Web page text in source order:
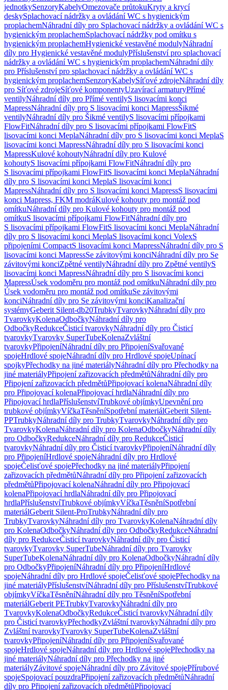
jednotkySenzoryKabelyOmezovače průtokuKryty a krycí
deskySplachovací nádržky a ovládání WC s hygienickým
proplachemNáhradní díly pro Splachovací nádržky a ovládání WC s
hygienickým proplachemSplachovací nádržky pod omítku s
hygienickým proplachemHygienické vestavěné modulyNáhradní
díly pro Hygienické vestavěné modulyPříslušenství pro splachovací
nádržky a ovládání WC s hygienickým proplachemNáhradní díly
pro Příslušenství pro splachovací nádržky a ovládání WC s
hygienickým proplachemSenzoryKabelySíťové zdrojeNáhradní díly
pro Síťové zdrojeSíťové komponentyUzavírací armaturyPřímé
ventilyNáhradní díly pro Přímé ventilyS lisovacími konci
MapressNáhradní díly pro S lisovacími konci MapressŠikmé
ventilyNáhradní díly pro Šikmé ventilyS lisovacími přípojkami
FlowFitNáhradní díly pro S lisovacími přípojkami FlowFitS
lisovacími konci MeplaNáhradní díly pro S lisovacími konci MeplaS
lisovacími konci MapressNáhradní díly pro S lisovacími konci
MapressKulové kohoutyNáhradní díly pro Kulové
kohoutyS lisovacími přípojkami FlowFitNáhradní díly pro
S lisovacími přípojkami FlowFitS lisovacími konci MeplaNáhradní
díly pro S lisovacími konci MeplaS lisovacími konci
MapressNáhradní díly pro S lisovacími konci MapressS lisovacími
konci Mapress, FKM modráKulové kohouty pro montáž pod
omítkuNáhradní díly pro Kulové kohouty pro montáž pod
omítkuS lisovacími přípojkami FlowFitNáhradní díly pro
S lisovacími přípojkami FlowFitS lisovacími konci MeplaNáhradní
díly pro S lisovacími konci MeplaS lisovacími konci VolexS
připojeními CompactS lisovacími konci MapressNáhradní díly pro S
lisovacími konci MapressSe závitovými konciNáhradní díly pro Se
závitovými konciZpětné ventilyNáhradní díly pro Zpětné ventilyS
lisovacími konci MapressNáhradní díly pro S lisovacími konci
MapressÚsek vodoměru pro montáž pod omítkuNáhradní díly pro
Úsek vodoměru pro montáž pod omítkuSe závitovými
konciNáhradní díly pro Se závitovými konciKanalizační
systémyGeberit Silent-db20TrubkyTvarovkyNáhradní díly pro
TvarovkyKolenaOdbočkyNáhradní díly pro
OdbočkyRedukceČisticí tvarovkyNáhradní díly pro Čisticí
tvarovkyTvarovky SuperTubeKolenaZvláštní
tvarovkyPřipojeníNáhradní díly pro PřipojeníSvařované
spojeHrdlové spojeNáhradní díly pro Hrdlové spojeUpínací
spojkyPřechodky na jiné materiályNáhradní díly pro Přechodky na
jiné materiályPřipojení zařizovacích předmětůNáhradní díly pro
Připojení zařizovacích předmětůPřipojovací kolenaNáhradní díly
pro Připojovací kolenaPřipojovací hrdlaNáhradní díly pro
Připojovací hrdlaPříslušenstvíTrubkové objímkyUpevnění pro
trubkové objímkyVíčkaTěsněníSpotřební materiálGeberit Silent-
PPTrubkyNáhradní díly pro TrubkyTvarovkyNáhradní díly pro
TvarovkyKolenaNáhradní díly pro KolenaOdbočkyNáhradní díly
pro OdbočkyRedukceNáhradní díly pro RedukceČisticí
tvarovkyNáhradní díly pro Čisticí tvarovkyPřipojeníNáhradní díly
pro PřipojeníHrdlové spojeNáhradní díly pro Hrdlové
spojeČelisťové spojePřechodky na jiné materiályPřipojení
zařizovacích předmětůNáhradní díly pro Připojení zařizovacích
předmětůPřipojovací kolenaNáhradní díly pro Připojovací
kolenaPřipojovací hrdlaNáhradní díly pro Připojovací
hrdlaPříslušenstvíTrubkové objímkyVíčkaTěsněníSpotřební
materiálGeberit Silent-ProTrubkyNáhradní díly pro
TrubkyTvarovkyNáhradní díly pro TvarovkyKolenaNáhradní díly
pro KolenaOdbočkyNáhradní díly pro OdbočkyRedukceNáhradní
díly pro RedukceČisticí tvarovkyNáhradní díly pro Čisticí
tvarovkyTvarovky SuperTubeNáhradní díly pro Tvarovky
SuperTubeKolenaNáhradní díly pro KolenaOdbočkyNáhradní díly
pro OdbočkyPřipojeníNáhradní díly pro PřipojeníHrdlové
spojeNáhradní díly pro Hrdlové spojeČelisťové spojePřechodky na
jiné materiályPříslušenstvíNáhradní díly pro PříslušenstvíTrubkové
objímkyVíčkaTěsněníNáhradní díly pro TěsněníSpotřební
materiálGeberit PETrubkyTvarovkyNáhradní díly pro
TvarovkyKolenaOdbočkyRedukceČisticí tvarovkyNáhradní díly
pro Čisticí tvarovkyPřechodkyZvláštní tvarovkyNáhradní díly pro
Zvláštní tvarovkyTvarovky SuperTubeKolenaZvláštní
tvarovkyPřipojeníNáhradní díly pro PřipojeníSvařované
spojeHrdlové spojeNáhradní díly pro Hrdlové spojePřechodky na
jiné materiályNáhradní díly pro Přechodky na jiné
materiályZávitové spojeNáhradní díly pro Závitové spojePřírubové
spojeSpojovací pouzdraPřipojení zařizovacích předmětůNáhradní
díly pro Připojení zařizovacích předmětůPřipojovací